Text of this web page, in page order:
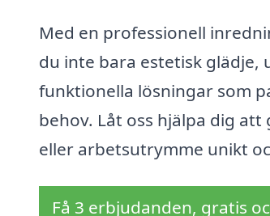
Med en professionell
du inte bara estetisk glädje,
funktionella lösningar som
behov. Låt oss hjälpa dig
eller arbetsutrymme unikt
Få 3 erbjudanden, gratis